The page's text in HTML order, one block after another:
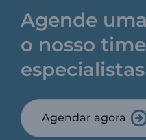
Agende
o nosso
especialistas
Agendar agora